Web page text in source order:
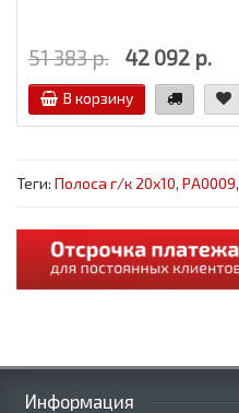
51 383 р. 42 092 р.
В корзину
Теги: Полоса г/к 20x10, PA0009,
Информация